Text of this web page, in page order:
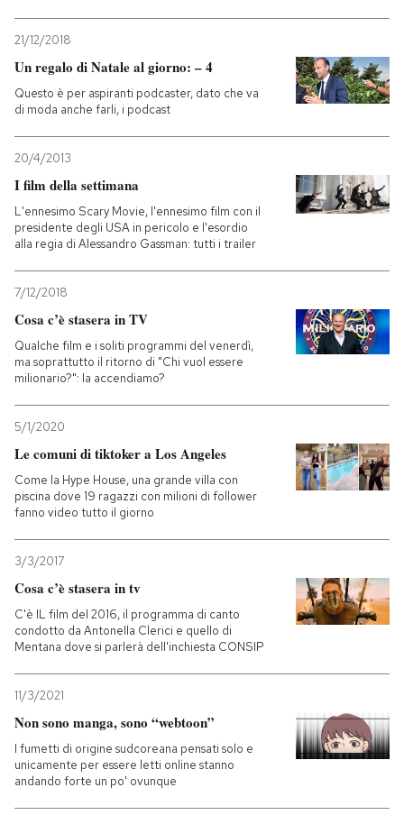
21/12/2018
Un regalo di Natale al giorno: – 4
Questo è per aspiranti podcaster, dato che va
di moda anche farli, i podcast
20/4/2013
I film della settimana
L'ennesimo Scary Movie, l'ennesimo film con il
presidente degli USA in pericolo e l'esordio
alla regia di Alessandro Gassman: tutti i trailer
7/12/2018
Cosa c’è stasera in TV
Qualche film e i soliti programmi del venerdì,
ma soprattutto il ritorno di "Chi vuol essere
milionario?": la accendiamo?
5/1/2020
Le comuni di tiktoker a Los Angeles
Come la Hype House, una grande villa con
piscina dove 19 ragazzi con milioni di follower
fanno video tutto il giorno
3/3/2017
Cosa c’è stasera in tv
C'è IL film del 2016, il programma di canto
condotto da Antonella Clerici e quello di
Mentana dove si parlerà dell'inchiesta CONSIP
11/3/2021
Non sono manga, sono “webtoon”
I fumetti di origine sudcoreana pensati solo e
unicamente per essere letti online stanno
andando forte un po' ovunque